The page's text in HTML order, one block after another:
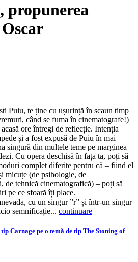
propunerea
Puiu, te ține cu ușurință în scaun timp
când se fuma în cinematografe!)
ore întregi de reflecție. Intenția
și a fost expusă de Puiu în mai
singură din multele teme pe marginea
Cu opera deschisă în fața ta, poți să
complet diferite pentru că – fiind el
micuțe (de psihologie, de
de tehnică cinematografică) – poți să
pe ce sfoară îți place.
cu un singur ”r” și într-un singur
semnificație... continuare
Carnage pe o temă de tip The Stoning of